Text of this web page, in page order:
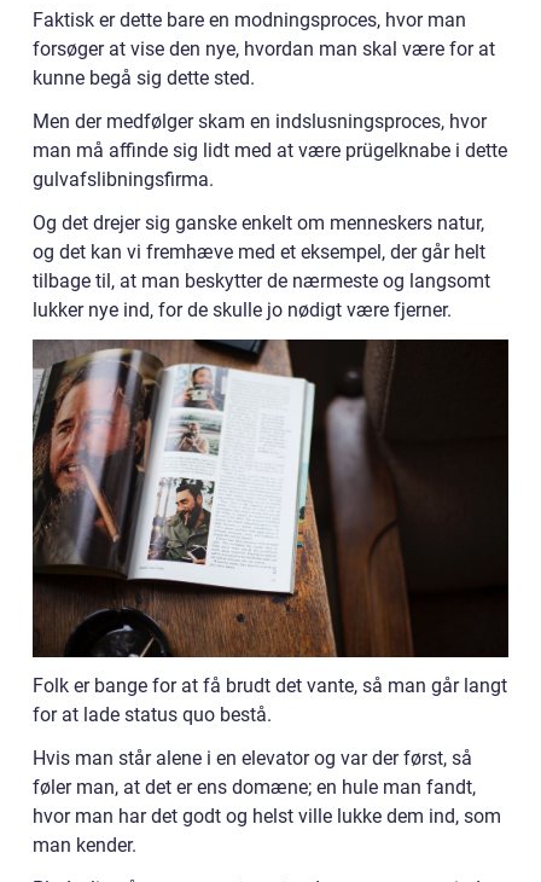
Faktisk er dette bare en modningsproces, hvor man
forsøger at vise den nye, hvordan man skal være for at
kunne begå sig dette sted.
Men der medfølger skam en indslusningsproces, hvor
man må affinde sig lidt med at være prügelknabe i dette
gulvafslibningsfirma.
Og det drejer sig ganske enkelt om menneskers natur,
og det kan vi fremhæve med et eksempel, der går helt
tilbage til, at man beskytter de nærmeste og langsomt
lukker nye ind, for de skulle jo nødigt være fjerner.
Folk er bange for at få brudt det vante, så man går langt
for at lade status quo bestå.
Hvis man står alene i en elevator og var der først, så
føler man, at det er ens domæne; en hule man fandt,
hvor man har det godt og helst ville lukke dem ind, som
man kender.